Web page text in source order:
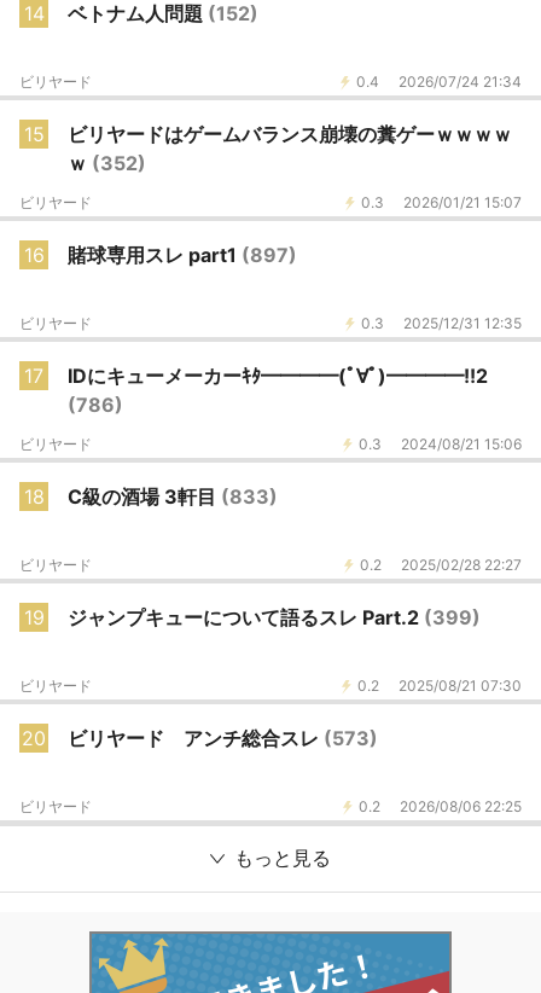
14 ベトナム人問題 (152)
0.4 2026/07/24 21:34
ビリヤード
15
ビリヤードはゲームバランス崩壊の糞ゲーｗｗｗｗ
ｗ (352)
0.3 2026/01/21 15:07
ビリヤード
16 賭球専用スレ part1 (897)
0.3 2025/12/31 12:35
ビリヤード
17
IDにキューメーカーｷﾀ━━━━(ﾟ∀ﾟ)━━━━!!2
(786)
0.3 2024/08/21 15:06
ビリヤード
18 C級の酒場 3軒目 (833)
0.2 2025/02/28 22:27
ビリヤード
19 ジャンプキューについて語るスレ Part.2 (399)
0.2 2025/08/21 07:30
ビリヤード
20 ビリヤード アンチ総合スレ (573)
0.2 2026/08/06 22:25
ビリヤード
もっと見る